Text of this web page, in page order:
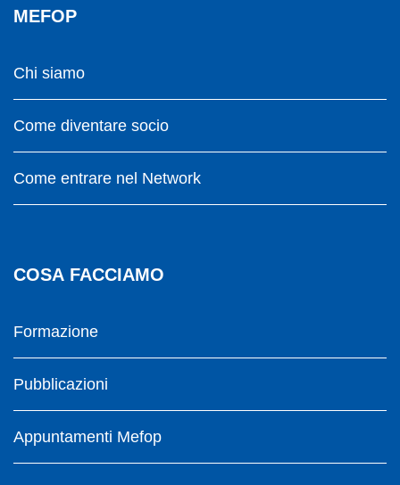
MEFOP
Chi siamo
Come diventare socio
Come entrare nel Network
COSA FACCIAMO
Formazione
Pubblicazioni
Appuntamenti Mefop